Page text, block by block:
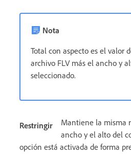
Nota
Total con aspecto es el valor
archivo FLV más el ancho y
seleccionado.
Restringir
Mantiene la misma
ancho y el alto del
opción está activada de forma